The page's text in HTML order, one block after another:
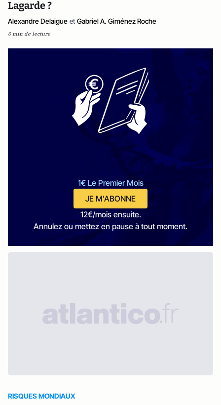
Lagarde ?
Alexandre Delaigue et Gabriel A. Giménez Roche
6 min de lecture
1€ Le Premier Mois
JE M'ABONNE
12€/mois ensuite.
Annulez ou mettez en pause à tout moment.
RISQUES MONDIAUX